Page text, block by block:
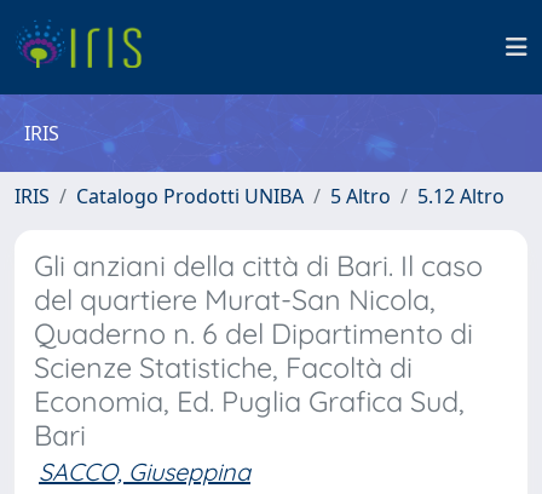
IRIS
IRIS Catalogo Prodotti UNIBA 5 Altro 5.12 Altro
Gli anziani della città di Bari. Il caso
del quartiere Murat-San Nicola,
Quaderno n. 6 del Dipartimento di
Scienze Statistiche, Facoltà di
Economia, Ed. Puglia Grafica Sud,
Bari
SACCO, Giuseppina